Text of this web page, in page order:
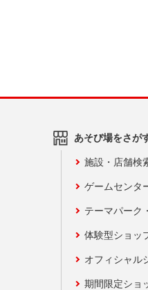
あそび場をさが
施設・店舗検
ゲームセンタ
テーマパーク
体験型ショッ
オフィシャル
期間限定ショ